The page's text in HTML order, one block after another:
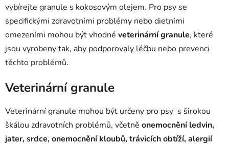
vybírejte granule s kokosovým olejem. Pro psy se
specifickými zdravotními problémy nebo dietními
omezeními mohou být vhodné veterinární granule, které
jsou vyrobeny tak, aby podporovaly léčbu nebo prevenci
těchto problémů.
Veterinární granule
Veterinární granule mohou být určeny pro psy s širokou
škálou zdravotních problémů, včetně onemocnění ledvin,
jater, srdce,onemocnění kloubů, trávicích obtíží, alergií